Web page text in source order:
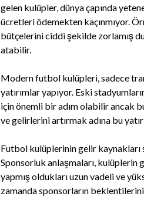
gelen kulüpler, dünya çapında
ücretleri ödemekten kaçınmıyor.
bütçelerini ciddi şekilde zorlamış
atabilir.
Modern futbol kulüpleri, sadece
yatırımlar yapıyor. Eski
için önemli bir adım olabilir ancak
ve gelirlerini artırmak adına bu
Futbol kulüplerinin gelir kaynakları
Sponsorluk anlaşmaları,
yapmış oldukları uzun vadeli ve
zamanda sponsorların